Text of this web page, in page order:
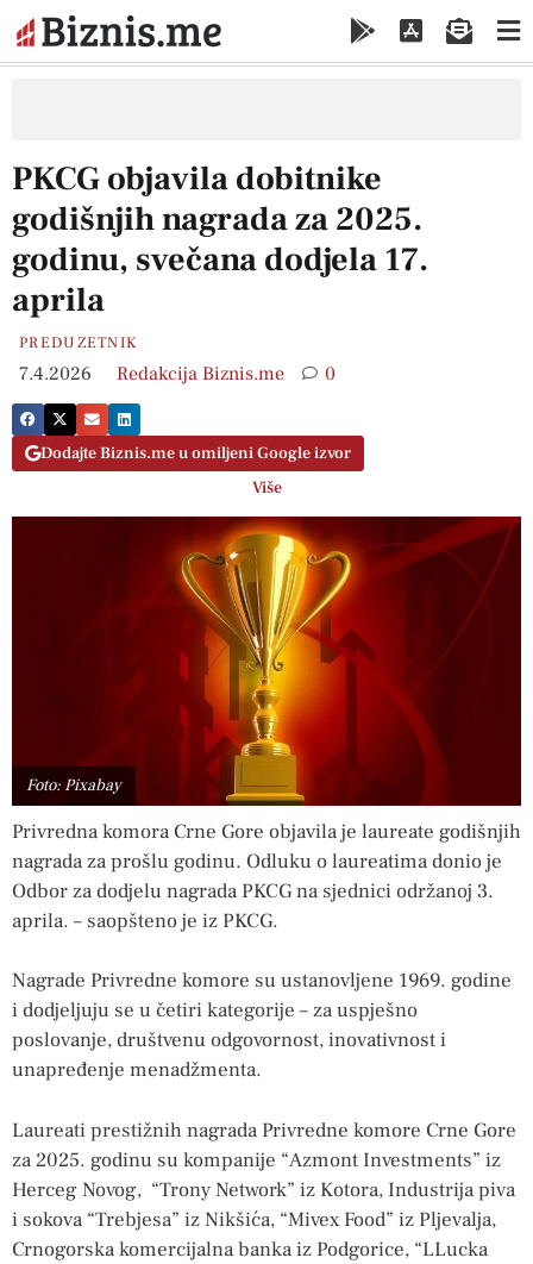
PKCG objavila dobitnike
godišnjih nagrada za 2025.
godinu, svečana dodjela 17.
aprila
PREDUZETNIK
7.4.2026 Redakcija Biznis.me 0
Dodajte Biznis.me u omiljeni Google izvor
Više
Foto: Pixabay
Privredna komora Crne Gore objavila je laureate godišnjih
nagrada za prošlu godinu. Odluku o laureatima donio je
Odbor za dodjelu nagrada PKCG na sjednici održanoj 3.
aprila. – saopšteno je iz PKCG.
Nagrade Privredne komore su ustanovljene 1969. godine
i dodjeljuju se u četiri kategorije – za uspješno
poslovanje, društvenu odgovornost, inovativnost i
unapređenje menadžmenta.
Laureati prestižnih nagrada Privredne komore Crne Gore
za 2025. godinu su kompanije “Azmont Investments” iz
Herceg Novog, “Trony Network” iz Kotora, Industrija piva
i sokova “Trebjesa” iz Nikšića, “Mivex Food” iz Pljevalja,
Crnogorska komercijalna banka iz Podgorice, “LLucka